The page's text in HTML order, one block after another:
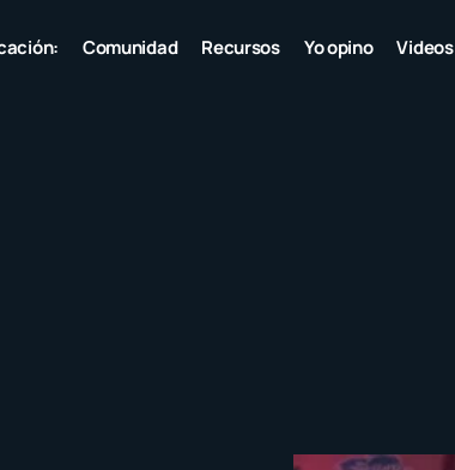
Comunidad Recursos Yo opino Videos